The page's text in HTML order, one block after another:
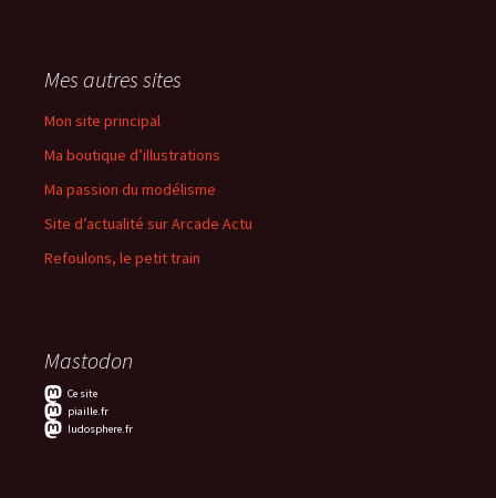
Mes autres sites
Mon site principal
Ma boutique d’illustrations
Ma passion du modélisme
Site d’actualité sur Arcade Actu
Refoulons, le petit train
Mastodon
Ce site
piaille.fr
ludosphere.fr